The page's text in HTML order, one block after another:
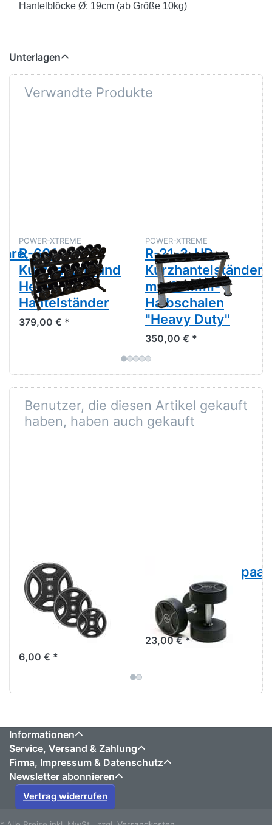
Hantelblöcke Ø: 19cm (ab Größe 10kg)
Unterlagen
Verwandte Produkte
POWER-XTREME
R-601
Kurzhantel- und
Hex-
Hantelständer
379,00 € *
POWER-XTREME
R-21-3-HD
Kurzhantelständer
mit Gummi-
Halbschalen
"Heavy Duty"
350,00 € *
Benutzer, die diesen Artikel gekauft
haben, haben auch gekauft
Hantelscheibe
mit 4
Grifflöchern,
Polyurethan,
6,00 € *
Polyurethan,
2,5kg-
Abstufung
23,00 € *
Informationen
Service, Versand & Zahlung
Firma, Impressum & Datenschutz
Newsletter abonnieren
Vertrag widerrufen